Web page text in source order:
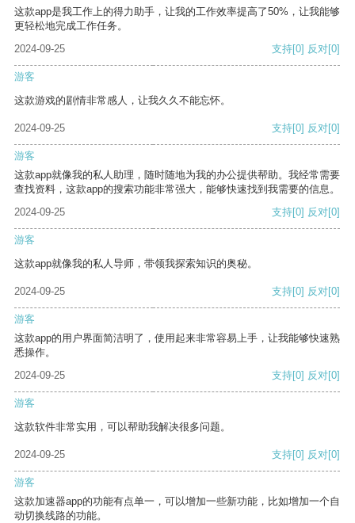
这款app是我工作上的得力助手，让我的工作效率提高了50%，让我能够
更轻松地完成工作任务。
2024-09-25
支持[0] 反对[0]
游客
这款游戏的剧情非常感人，让我久久不能忘怀。
2024-09-25 支持[0] 反对[0]
游客
这款app就像我的私人助理，随时随地为我的办公提供帮助。我经常需要
查找资料，这款app的搜索功能非常强大，能够快速找到我需要的信息。
2024-09-25
支持[0] 反对[0]
游客
这款app就像我的私人导师，带领我探索知识的奥秘。
2024-09-25 支持[0] 反对[0]
游客
这款app的用户界面简洁明了，使用起来非常容易上手，让我能够快速熟
悉操作。
2024-09-25
支持[0] 反对[0]
游客
这款软件非常实用，可以帮助我解决很多问题。
2024-09-25 支持[0] 反对[0]
游客
这款加速器app的功能有点单一，可以增加一些新功能，比如增加一个自
动切换线路的功能。